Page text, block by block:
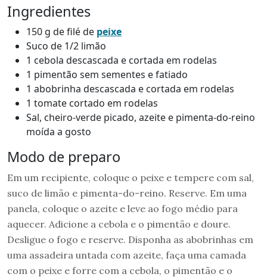
Ingredientes
150 g de filé de peixe
Suco de 1/2 limão
1 cebola descascada e cortada em rodelas
1 pimentão sem sementes e fatiado
1 abobrinha descascada e cortada em rodelas
1 tomate cortado em rodelas
Sal, cheiro-verde picado, azeite e pimenta-do-reino
moída a gosto
Modo de preparo
Em um recipiente, coloque o peixe e tempere com sal,
suco de limão e pimenta-do-reino. Reserve. Em uma
panela, coloque o azeite e leve ao fogo médio para
aquecer. Adicione a cebola e o pimentão e doure.
Desligue o fogo e reserve. Disponha as abobrinhas em
uma assadeira untada com azeite, faça uma camada
com o peixe e forre com a cebola, o pimentão e o